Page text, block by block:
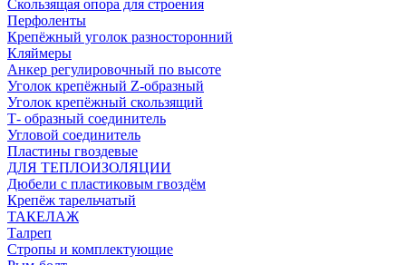
Скользящая опора для строения
Перфоленты
Крепёжный уголок разносторонний
Кляймеры
Анкер регулировочный по высоте
Уголок крепёжный Z-образный
Уголок крепёжный скользящий
Т- образный соединитель
Угловой соединитель
Пластины гвоздевые
ДЛЯ ТЕПЛОИЗОЛЯЦИИ
Дюбели с пластиковым гвоздём
Крепёж тарельчатый
ТАКЕЛАЖ
Талреп
Стропы и комплектующие